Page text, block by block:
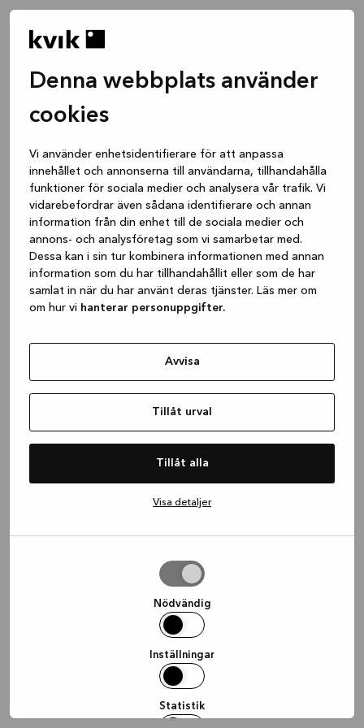
Denna webbplats använder
cookies
Vi använder enhetsidentifierare för att anpassa
innehållet och annonserna till användarna, tillhandahålla
funktioner för sociala medier och analysera vår trafik. Vi
vidarebefordrar även sådana identifierare och annan
information från din enhet till de sociala medier och
annons- och analysföretag som vi samarbetar med.
Dessa kan i sin tur kombinera informationen med annan
information som du har tillhandahållit eller som de har
samlat in när du har använt deras tjänster. Läs mer om
om hur vi hanterar personuppgifter.
Avvisa
Tillåt urval
Tillåt alla
Visa detaljer
Nödvändig
Inställningar
Statistik
(see the browser console for more
information).